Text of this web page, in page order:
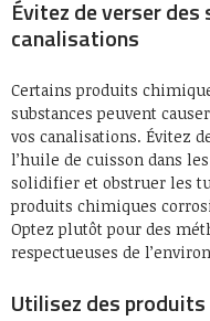
Évitez de verser
canalisations
Certains produits
substances peuvent
vos canalisations. Évitez
l’huile de cuisson dans
solidifier et obstruer les
produits chimiques
Optez plutôt pour des
respectueuses de
Utilisez des